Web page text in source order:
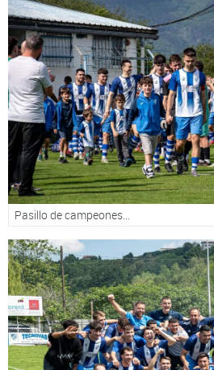
Pasillo de campeones...